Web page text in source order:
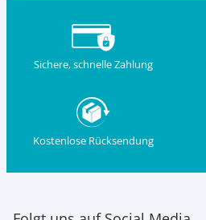
Sichere, schnelle Zahlung
Kostenlose Rücksendung